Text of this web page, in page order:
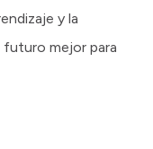
y la
mejor para